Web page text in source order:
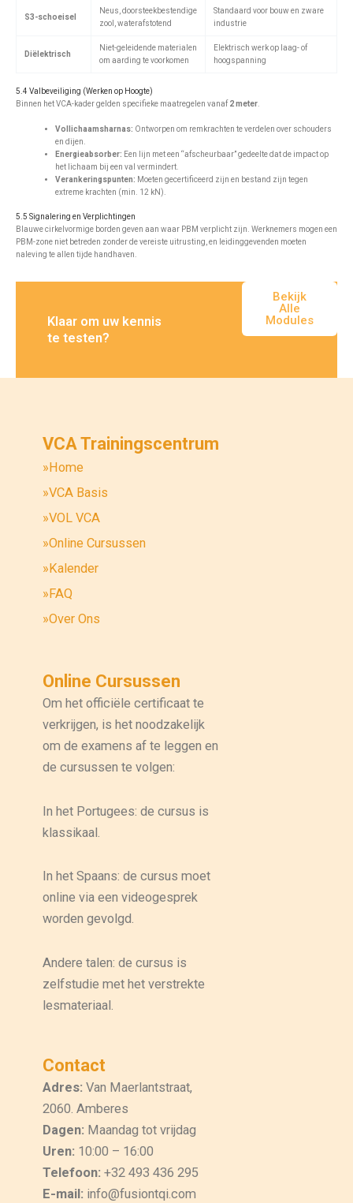
S3-schoeisel
Neus, doorsteekbestendige
zool, waterafstotend
Standaard voor bouw en zware
industrie
Diëlektrisch
Niet-geleidende materialen
om aarding te voorkomen
Elektrisch werk op laag- of
hoogspanning
5.4 Valbeveiliging (Werken op Hoogte)
Binnen het VCA-kader gelden specifieke maatregelen vanaf 2 meter
Vollichaamsharnas: Ontworpen om remkrachten te verdelen over schouders
en dijen.
Energieabsorber: Een lijn met een “afscheurbaar” gedeelte dat de impact op
het lichaam bij een val vermindert.
Verankeringspunten: Moeten gecertificeerd zijn en bestand zijn tegen
extreme krachten (min. 12 kN).
5.5 Signalering en Verplichtingen
Blauwe cirkelvormige borden geven aan waar PBM verplicht zijn. Werknemers mogen een
PBM-zone niet betreden zonder de vereiste uitrusting, en leidinggevenden moeten
naleving te allen tijde handhaven.
Klaar om uw kennis
te testen?
Bekijk
Alle
Modules
VCA Trainingscentrum
»Home
»VCA Basis
»VOL VCA
»Online Cursussen
»Kalender
»FAQ
»Over Ons
Online Cursussen
Om het officiële certificaat te
verkrijgen, is het noodzakelijk
om de examens af te leggen en
de cursussen te volgen:
In het Portugees: de cursus is
klassikaal.
In het Spaans: de cursus moet
online via een videogesprek
worden gevolgd.
Andere talen: de cursus is
zelfstudie met het verstrekte
lesmateriaal.
Contact
Adres: Van Maerlantstraat,
2060. Amberes
Dagen: Maandag tot vrijdag
Uren: 10:00 – 16:00
Telefoon: +32 493 436 295
E-mail: info@fusiontqi.com